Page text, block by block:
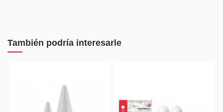
También podría interesarle